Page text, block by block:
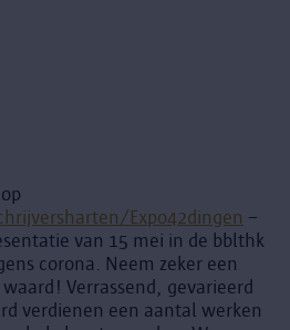
Expo42dingen –
van 15 mei in de bblthk
corona. Neem zeker een
Verrassend, gevarieerd
verdienen een aantal werken